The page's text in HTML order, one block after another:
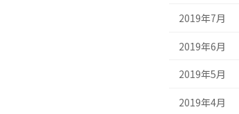
2019年7月
2019年6月
2019年5月
2019年4月